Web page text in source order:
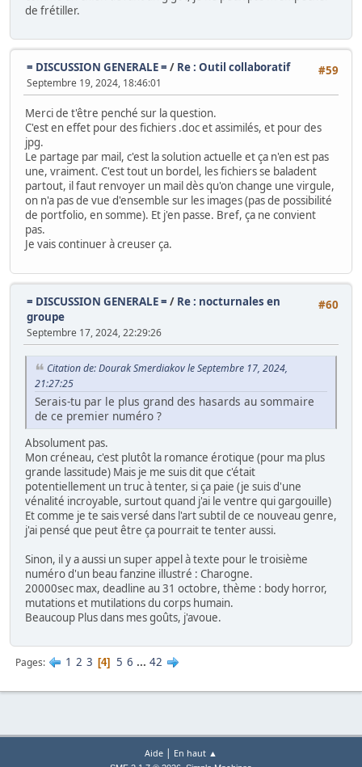
de frétiller.
#59
= DISCUSSION GENERALE = / Re : Outil collaboratif
Septembre 19, 2024, 18:46:01
Merci de t'être penché sur la question.
C'est en effet pour des fichiers .doc et assimilés, et pour des
jpg.
Le partage par mail, c'est la solution actuelle et ça n'en est pas
une, vraiment. C'est tout un bordel, les fichiers se baladent
partout, il faut renvoyer un mail dès qu'on change une virgule,
on n'a pas de vue d'ensemble sur les images (pas de possibilité
de portfolio, en somme). Et j'en passe. Bref, ça ne convient
pas.
Je vais continuer à creuser ça.
#60
= DISCUSSION GENERALE = / Re : nocturnales en
groupe
Septembre 17, 2024, 22:29:26
Citation de: Dourak Smerdiakov le Septembre 17, 2024,
21:27:25
Serais-tu par le plus grand des hasards au sommaire
de ce premier numéro ?
Absolument pas.
Mon créneau, c'est plutôt la romance érotique (pour ma plus
grande lassitude) Mais je me suis dit que c'était
potentiellement un truc à tenter, si ça paie (je suis d'une
vénalité incroyable, surtout quand j'ai le ventre qui gargouille)
Et comme je te sais versé dans l'art subtil de ce nouveau genre,
j'ai pensé que peut être ça pourrait te tenter aussi.
Sinon, il y a aussi un super appel à texte pour le troisième
numéro d'un beau fanzine illustré : Charogne.
20000sec max, deadline au 31 octobre, thème : body horror,
mutations et mutilations du corps humain.
Beaucoup Plus dans mes goûts, j'avoue.
Pages 1 2 3 4 5 6 ... 42
Aide | En haut ▲